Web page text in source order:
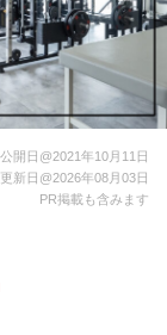
公開日@2021年10月11日
更新日@2026年08月03日
PR掲載も含みます